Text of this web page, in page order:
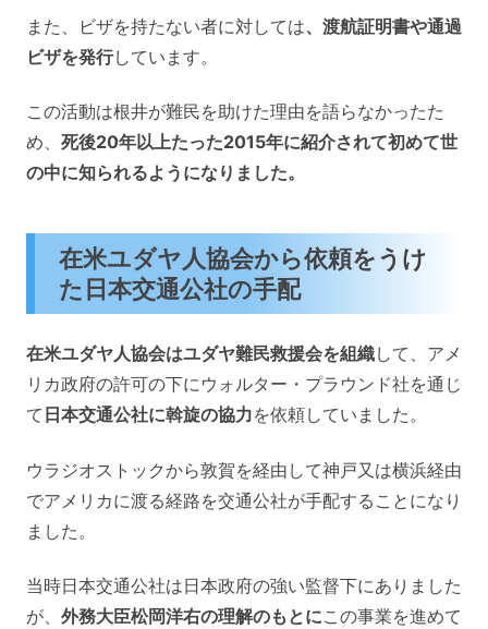
また、ビザを持たない者に対しては、渡航証明書や通過
ビザを発行しています。
この活動は根井が難民を助けた理由を語らなかったた
め、 死後20年以上たった2015年に紹介されて初めて世
の中に知られるようになりました。
在米ユダヤ人協会から依頼をうけ
た日本交通公社の手配
在米ユダヤ人協会はユダヤ難民救援会を組織して、アメ
リカ政府の許可の下にウォルター・プラウンド社を通じ
て 日本交通公社に斡旋の協力を依頼していました。
ウラジオストックから敦賀を経由して神戸又は横浜経由
でアメリカに渡る経路を交通公社が手配することになり
ました。
当時日本交通公社は日本政府の強い監督下にありました
が、 外務大臣松岡洋右の理解のもとにこの事業を進めて